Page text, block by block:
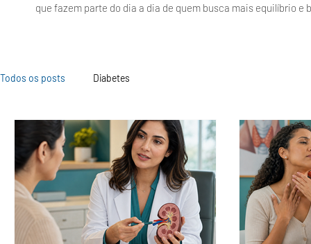
que fazem parte do dia a dia de quem busca mais equilíbrio e
Todos os posts Diabetes